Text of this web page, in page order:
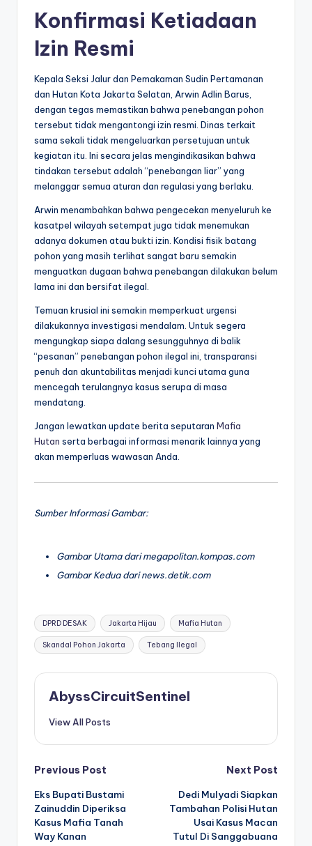
Konfirmasi Ketiadaan
Izin Resmi
Kepala Seksi Jalur dan Pemakaman Sudin Pertamanan
dan Hutan Kota Jakarta Selatan, Arwin Adlin Barus,
dengan tegas memastikan bahwa penebangan pohon
tersebut tidak mengantongi izin resmi. Dinas terkait
sama sekali tidak mengeluarkan persetujuan untuk
kegiatan itu. Ini secara jelas mengindikasikan bahwa
tindakan tersebut adalah “penebangan liar” yang
melanggar semua aturan dan regulasi yang berlaku.
Arwin menambahkan bahwa pengecekan menyeluruh ke
kasatpel wilayah setempat juga tidak menemukan
adanya dokumen atau bukti izin. Kondisi fisik batang
pohon yang masih terlihat sangat baru semakin
menguatkan dugaan bahwa penebangan dilakukan belum
lama ini dan bersifat ilegal.
Temuan krusial ini semakin memperkuat urgensi
dilakukannya investigasi mendalam. Untuk segera
mengungkap siapa dalang sesungguhnya di balik
“pesanan” penebangan pohon ilegal ini, transparansi
penuh dan akuntabilitas menjadi kunci utama guna
mencegah terulangnya kasus serupa di masa
mendatang.
Jangan lewatkan update berita seputaran Mafia
Hutan serta berbagai informasi menarik lainnya yang
akan memperluas wawasan Anda.
Sumber Informasi Gambar:
Gambar Utama dari megapolitan.kompas.com
Gambar Kedua dari news.detik.com
Tags:
DPRD DESAK Jakarta Hijau Mafia Hutan
Skandal Pohon Jakarta Tebang Ilegal
AbyssCircuitSentinel
View All Posts
Post
navigation
Previous Post
Eks Bupati Bustami
Zainuddin Diperiksa
Kasus Mafia Tanah
Way Kanan
Next Post
Dedi Mulyadi Siapkan
Tambahan Polisi Hutan
Usai Kasus Macan
Tutul Di Sanggabuana